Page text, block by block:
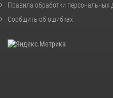
Правила обработки персональных
Сообщить об ошибках